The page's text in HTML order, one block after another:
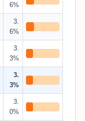
6%
3.
6%
3.
3%
3.
3%
3.
0%